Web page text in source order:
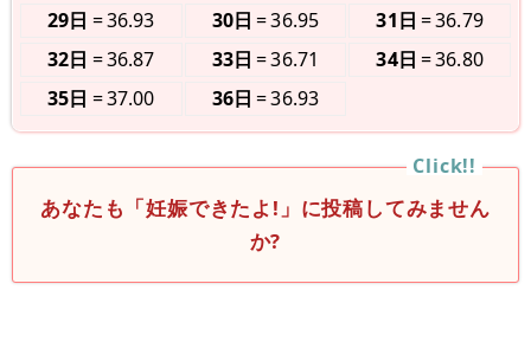
29日
36.93 30日 36.95 31日
36.79
32日
36.87 33日 36.71 34日
36.80
35日
37.00 36日 36.93
あなたも「妊娠できたよ!」に投稿してみません
か?